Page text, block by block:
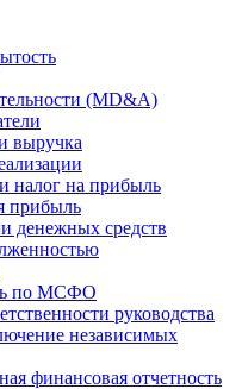
(MD&A)
выручка
налог на прибыль
прибыль
денежных средств
по МСФО
руководства
независимых
финансовая отчетность